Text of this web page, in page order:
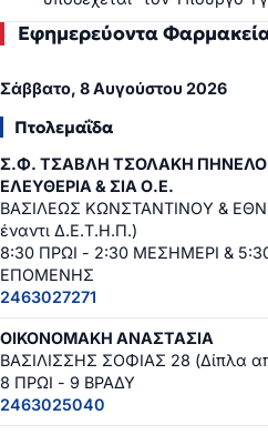
Εφημερεύοντα
Σάββατο, 8 Αυγούστου 2026
Πτολεμαΐδα
Σ.Φ. ΤΣΑΒΛΗ ΤΣΟΛΑΚΗ
ΕΛΕΥΘΕΡΙΑ & ΣΙΑ Ο.Ε.
ΒΑΣΙΛΕΩΣ ΚΩΝΣΤΑΝΤΙΝΟΥ &
έναντι Δ.Ε.Τ.Η.Π.)
8:30 ΠΡΩΙ - 2:30 ΜΕΣΗΜΕΡΙ &
ΕΠΟΜΕΝΗΣ
2463027271
ΟΙΚΟΝΟΜΑΚΗ ΑΝΑΣΤΑΣΙΑ
ΒΑΣΙΛΙΣΣΗΣ ΣΟΦΙΑΣ 28 (Δίπλα
8 ΠΡΩΙ - 9 ΒΡΑΔΥ
2463025040